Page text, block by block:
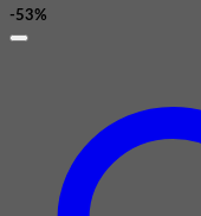
-53%